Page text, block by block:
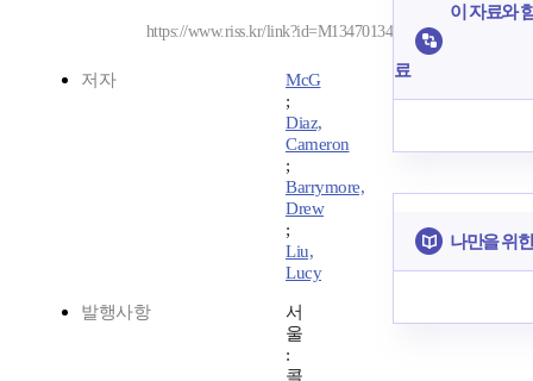
https://www.riss.kr/link?id=M13470134
저자
McG
;
Diaz,
Cameron
;
Barrymore,
Drew
;
Liu,
Lucy
발행사항
서
울
:
콜
이 자료와
료
나만을 위